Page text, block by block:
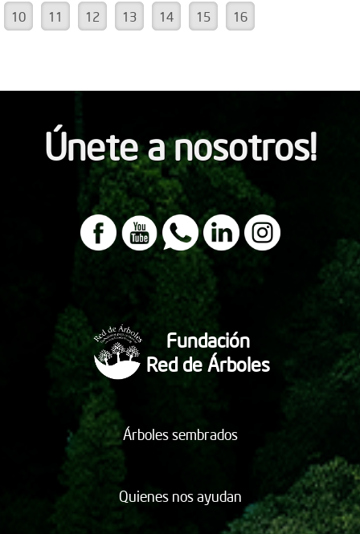
10 11 12 13 14 15 16
Únete a nosotros!
Fundación
Red de Árboles
Árboles sembrados
Quienes nos ayudan